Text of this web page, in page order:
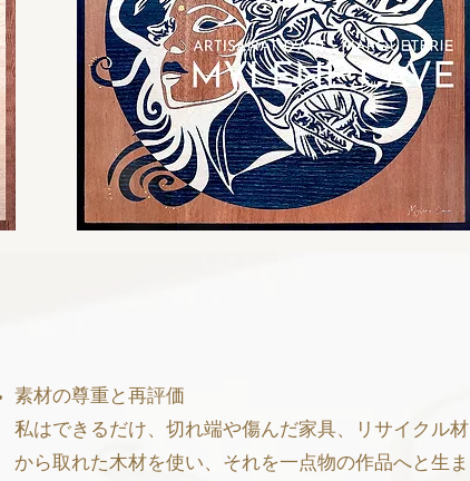
素材の尊重と再評価
私はできるだけ、切れ端や傷んだ家具、リサイクル材
から取れた木材を使い、それを一点物の作品へと生ま